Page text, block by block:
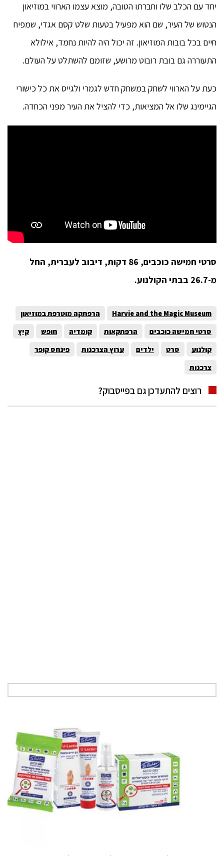
יחד עם הכלב שלו וחברתו הטובה, מוצא עצמו הארווי במוזיאון
הנטוש של העיר, שם הוא מפעיל בטעות שלט קסם אגדי, שמפיח
חיים בכל בובות המוזיאון. זה יכול היה להיות נחמד, אילולא
התעוררה גם בובת רובוט מרושע, שזומם להשתלט על העולם.
כעת על הארווי לשחק במשחק חדש לגמרי ולגייס את כל כישורי
הגיימינג שלו אל המציאות, כדי להציל את העיר מפני הכחדה.
סרטי חמישה כוכבים, 86 דקות, דיבוב לעברית, החל
מ-26.7 בבתי הקולנוע.
Harvie and the Magic Museum
הרפתקה מוטרפת במוזיאון
סרטי חמישה כוכבים
הרפתקאות קומדיה חופש
קיץ
קולנוע
סרט ילדים ערוץ הצרכנות
פינחס קופר
צרכנות
רוצים להתעדכן גם בפייסבוק?